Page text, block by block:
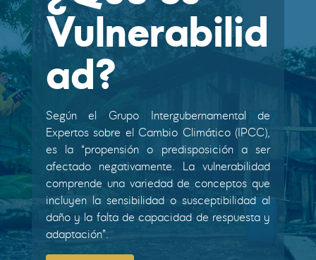
Vulnerabilid
ad?
Según el Grupo Intergubernamental de
Expertos sobre el Cambio Climático (IPCC),
es la “propensión o predisposición a ser
afectado negativamente. La vulnerabilidad
comprende una variedad de conceptos que
incluyen la sensibilidad o susceptibilidad al
daño y la falta de capacidad de respuesta y
adaptación”.